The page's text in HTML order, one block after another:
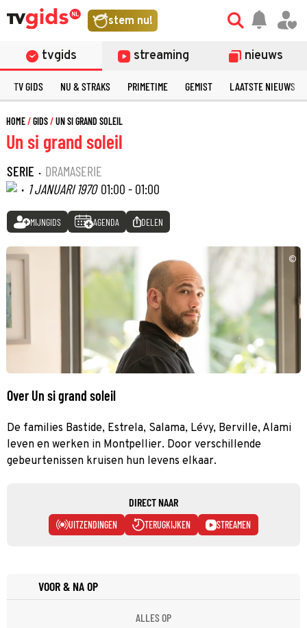
stem nu!
tvgids streaming nieuws
TV GIDS NU & STRAKS PRIMETIME GEMIST LAATSTE NIEUWS
HOME GIDS UN SI GRAND SOLEIL
Un si grand soleil
SERIE · DRAMASERIE
· 1 JANUARI 1970 01:00 - 01:00
MIJNGIDS AGENDA DELEN
©
Over Un si grand soleil
De families Bastide, Estrela, Salama, Lévy, Berville, Alami
leven en werken in Montpellier. Door verschillende
gebeurtenissen kruisen hun levens elkaar.
DIRECT NAAR
UITZENDINGEN TERUGKIJKEN STREAMEN
VOOR & NA OP
ALLES OP